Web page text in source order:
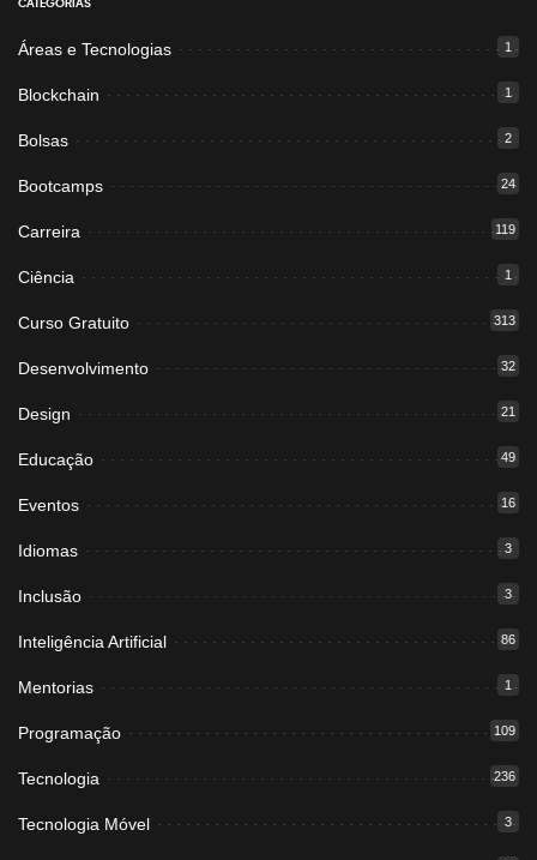
CATEGORIAS
Áreas e Tecnologias 1
Blockchain 1
Bolsas 2
Bootcamps 24
Carreira 119
Ciência 1
Curso Gratuito 313
Desenvolvimento 32
Design 21
Educação 49
Eventos 16
Idiomas 3
Inclusão 3
Inteligência Artificial 86
Mentorias 1
Programação 109
Tecnologia 236
Tecnologia Móvel 3